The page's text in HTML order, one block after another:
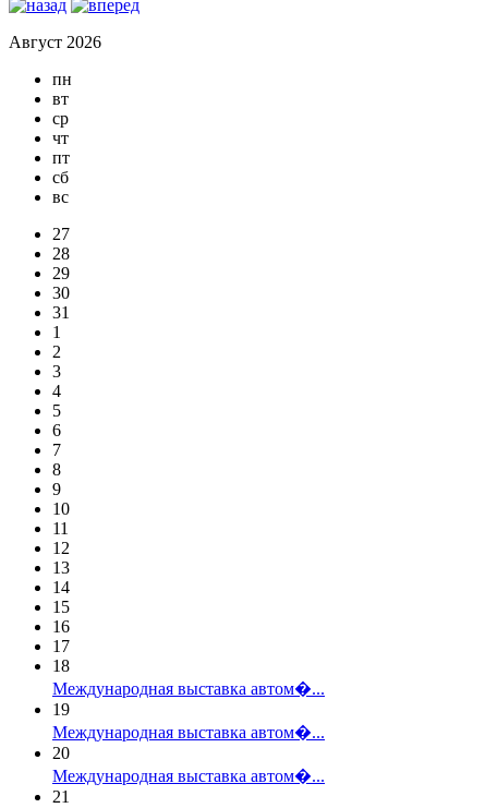
Август 2026
пн
вт
ср
чт
пт
сб
вс
27
28
29
30
31
1
2
3
4
5
6
7
8
9
10
11
12
13
14
15
16
17
18
Международная выставка автом�...
19
Международная выставка автом�...
20
Международная выставка автом�...
21